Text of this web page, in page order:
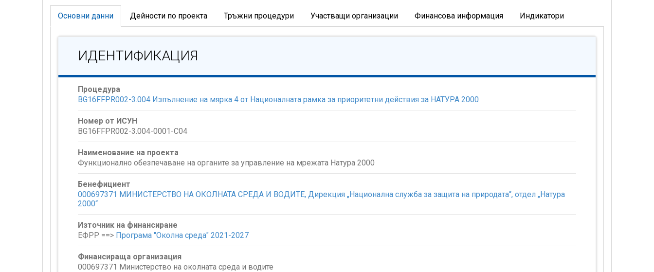
Основни данни Дейности по проекта Тръжни процедури Участващи организации Финансова информация Индикатори
ИДЕНТИФИКАЦИЯ
Процедура
BG16FFPR002-3.004 Изпълнение на мярка 4 от Националната рамка за приоритетни действия за НАТУРА 2000
Номер от ИСУН
BG16FFPR002-3.004-0001-C04
Наименование на проекта
Функционално обезпечаване на органите за управление на мрежата Натура 2000
Бенефициент
000697371 МИНИСТЕРСТВО НА ОКОЛНАТА СРЕДА И ВОДИТЕ, Дирекция „Национална служба за защита на природата“, отдел „Натура
2000“
Източник на финансиране
ЕФРР ==> Програма "Околна среда" 2021-2027
Финансираща организация
000697371 Министерство на околната среда и водите